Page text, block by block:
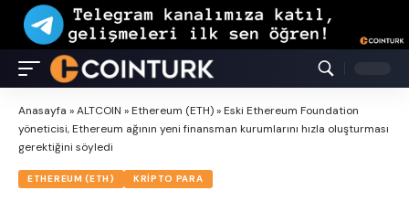
Anasayfa »ALTCOIN »Ethereum (ETH)»Eski Ethereum Foundation
yöneticisi, Ethereum ağının yeni finansman kurumlarını hızla oluşturması
gerektiğini söyledi
ETHEREUM (ETH) KRIPTO PARA